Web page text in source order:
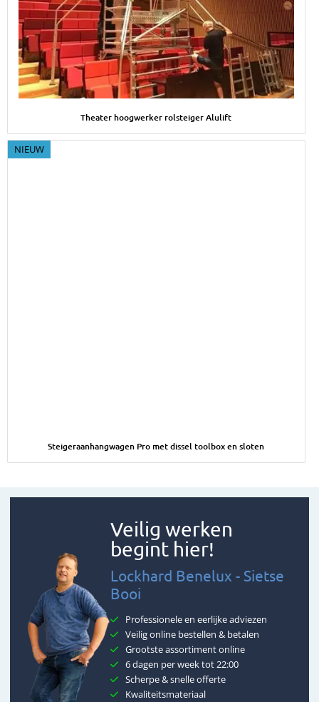
Theater hoogwerker rolsteiger Alulift
NIEUW
Steigeraanhangwagen Pro met dissel toolbox en sloten
Veilig werken
begint hier!
Lockhard Benelux - Sietse
Booi
Professionele en eerlijke adviezen
Veilig online bestellen & betalen
Grootste assortiment online
6 dagen per week tot 22:00
Scherpe & snelle offerte
Kwaliteitsmateriaal